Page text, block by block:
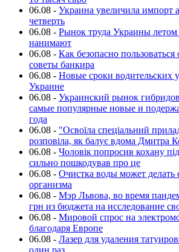
06.08 - Украина увеличила импорт
четверть
06.08 - Рынок труда Украины летом
нанимают
06.08 - Как безопасно
советы банкира
06.08 - Новые сроки водительских
Украине
06.08 - Украинский рынок
самые популярные новые и
года
06.08 - "Освоїла спеціальний
розповіла, як балує вдома Дмитра
06.08 - Чоловік попросив кохану
сильно пошкодував про це
06.08 - Очистка воды может делать
организма
06.08 - Мэр Львова, во время
грн из бюджета на исследование
06.08 - Мировой спрос на
благодаря Европе
06.08 - Лазер для удаления
один раз